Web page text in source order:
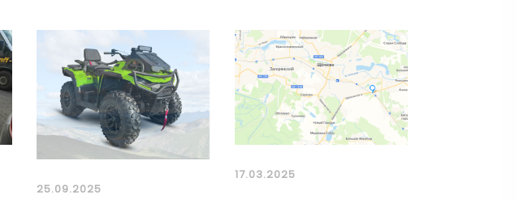
25.09.2025
17.03.2025